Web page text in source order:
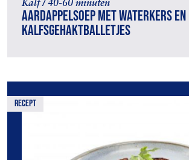
Kalf / 40-60 minuten
Aardappelsoep met waterkers en
kalfsgehaktballetjes
recept